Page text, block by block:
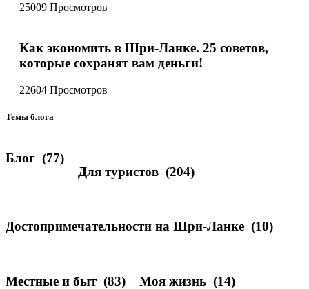
25009 Просмотров
Как экономить в Шри-Ланке. 25 советов,
которые сохранят вам деньги!
22604 Просмотров
Темы блога
Блог (77)
Для туристов (204)
Достопримечательности на Шри-Ланке (10)
Местные и быт (83) Моя жизнь (14)